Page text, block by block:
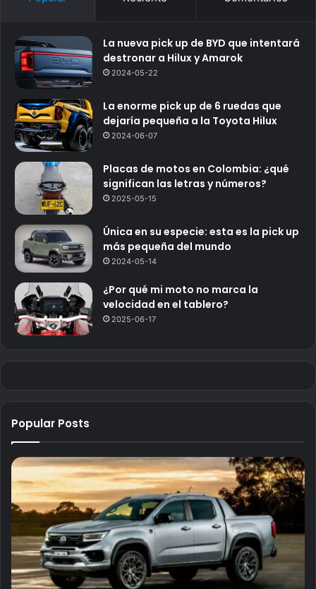
La nueva pick up de BYD que intentará
destronar a Hilux y Amarok
2024-05-22
La enorme pick up de 6 ruedas que
dejaría pequeña a la Toyota Hilux
2024-06-07
Placas de motos en Colombia: ¿qué
significan las letras y números?
2025-05-15
Única en su especie: esta es la pick up
más pequeña del mundo
2024-05-14
¿Por qué mi moto no marca la
velocidad en el tablero?
2025-06-17
Popular Posts